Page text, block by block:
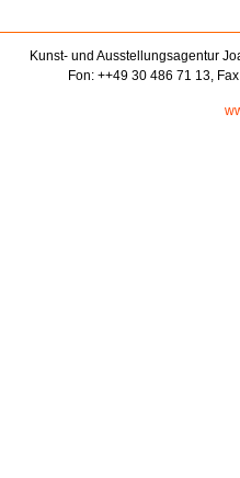
Kunst- und Ausstellungsagentur
Fon: ++49 30 486 71 13,